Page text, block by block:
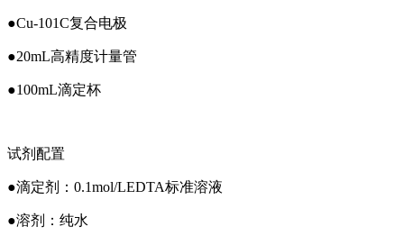
●Cu-101C复合电极
●20mL高精度计量管
●100mL滴定杯
试剂配置
●滴定剂：0.1mol/LEDTA标准溶液
●溶剂：纯水